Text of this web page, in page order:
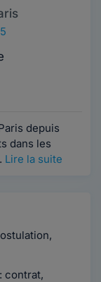
depuis
dans les
Lire la suite
contrat,